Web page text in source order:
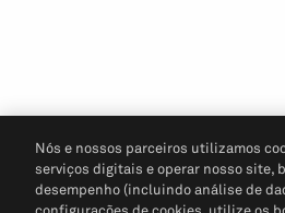
Nós e nossos parceiros utilizamos
serviços digitais e operar nosso site,
desempenho (incluindo análise de